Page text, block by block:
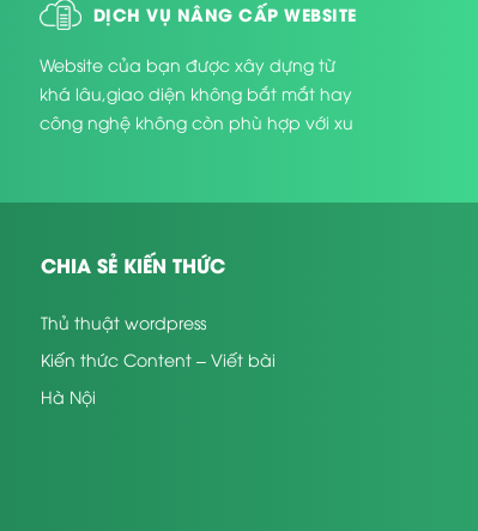
DỊCH VỤ NÂNG CẤP WEBSITE
Website của bạn được xây dựng từ
khá lâu,giao diện không bắt mắt hay
công nghệ không còn phù hợp với xu
CHIA SẺ KIẾN THỨC
Thủ thuật wordpress
Kiến thức Content – Viết bài
Hà Nội